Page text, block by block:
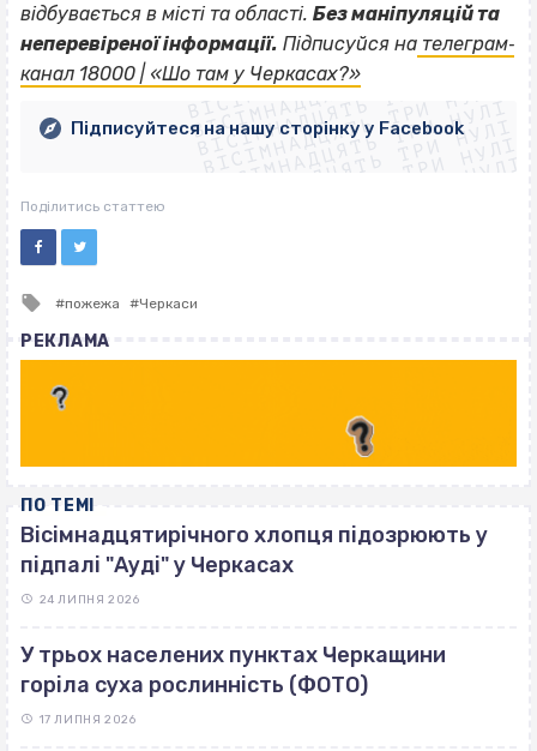
відбувається в місті та області. Без маніпуляцій та
неперевіреної інформації. Підписуйся на телеграм‐
канал 18000 | «Шо там у Черкасах?»
ВІСІМНАДЦЯТЬ ТРИ НУЛІ
ВІСІМНАДЦЯТЬ ТРИ НУЛІ
ВІСІМНАДЦЯТЬ ТРИ НУЛІ
ВІСІМНАДЦЯТЬ ТРИ НУЛІ
ВІСІМНАДЦЯТЬ ТРИ НУЛІ
ВІСІМНАДЦЯТЬ ТРИ НУЛІ
ВІСІМНАДЦЯТЬ ТРИ НУЛІ
ВІСІМНАДЦЯТЬ ТРИ НУЛІ
Підписуйтеся на нашу сторінку у Facebook
Поділитись статтею
Tagged
пожежа Черкаси
РЕКЛАМА
ПО ТЕМІ
Вісімнадцятирічного хлопця підозрюють у
підпалі "Ауді" у Черкасах
24 ЛИПНЯ 2026
У трьох населених пунктах Черкащини
горіла суха рослинність (ФОТО)
17 ЛИПНЯ 2026